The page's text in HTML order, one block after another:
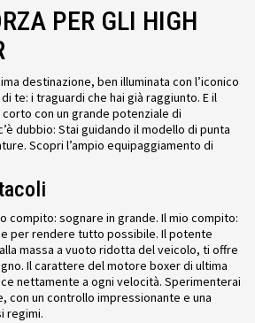
PER GLI HIGH
destinazione, ben illuminata con l’iconico
te: i traguardi che hai già raggiunto. E il
con un grande potenziale di
dubbio: Stai guidando il modello di punta
Scopri l’ampio equipaggiamento di
compito: sognare in grande. Il mio compito:
per rendere tutto possibile. Il potente
massa a vuoto ridotta del veicolo, ti offre
Il carattere del motore boxer di ultima
nettamente a ogni velocità. Sperimenterai
con un controllo impressionante e una
regimi.